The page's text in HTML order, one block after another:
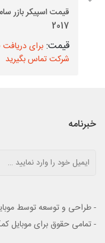
2017
برای
شرکت تماس بگیرید
خبرنامه
- طراحی و توسعه توسط
- تمامی حقوق برای